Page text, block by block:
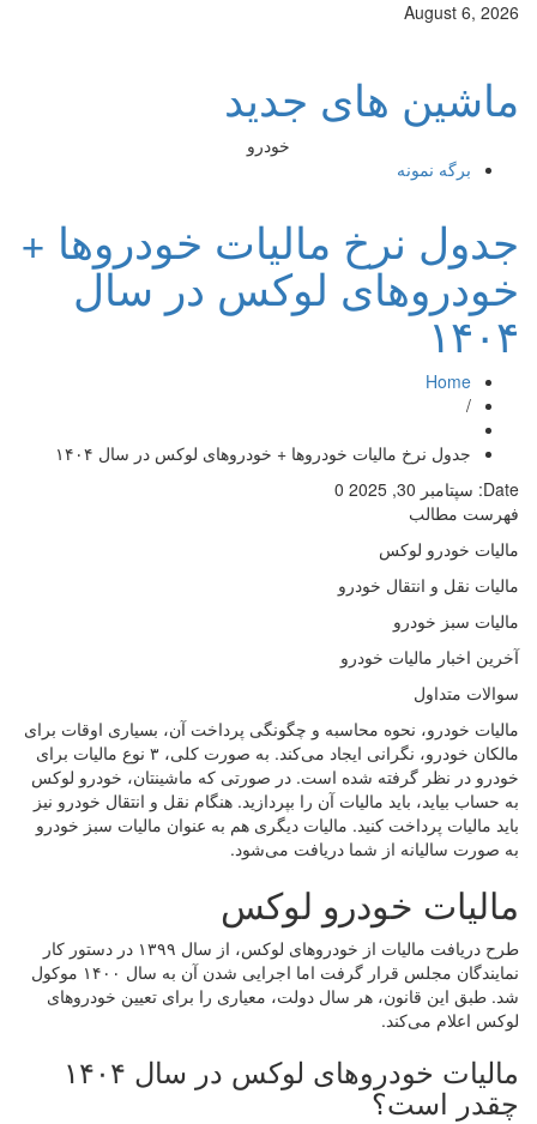
August 6, 2026
ماشین های جدید
خودرو
برگه نمونه
جدول نرخ مالیات خودروها +
خودروهای لوکس در سال
۱۴۰۴
Home
/
جدول نرخ مالیات خودروها + خودروهای لوکس در سال ۱۴۰۴
Date: سپتامبر 30, 2025
0
فهرست مطالب
مالیات خودرو لوکس
مالیات نقل و انتقال خودرو
مالیات سبز خودرو
آخرین اخبار مالیات خودرو
سوالات متداول
مالیات خودرو، نحوه محاسبه و چگونگی پرداخت آن، بسیاری اوقات برای
مالکان خودرو، نگرانی ایجاد می‌کند. به صورت کلی، ۳ نوع مالیات برای
خودرو در نظر گرفته شده است. در صورتی که ماشینتان، خودرو لوکس
به حساب بیاید، باید مالیات آن را بپردازید. هنگام نقل و انتقال خودرو نیز
باید مالیات پرداخت کنید. مالیات دیگری هم به عنوان مالیات سبز خودرو
به صورت سالیانه از شما دریافت می‌شود.
مالیات خودرو لوکس
طرح دریافت مالیات از خودروهای لوکس، از سال ۱۳۹۹ در دستور کار
نمایندگان مجلس قرار گرفت اما اجرایی شدن آن به سال ۱۴۰۰ موکول
شد. طبق این قانون، هر سال دولت، معیاری را برای تعیین خودروهای
لوکس اعلام می‌کند.
مالیات خودروهای لوکس در سال ۱۴۰۴
چقدر است؟